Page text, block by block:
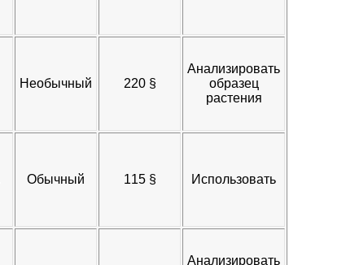
Необычный 220 §​
Анализировать
образец
растения
Обычный 115 §​ Использовать
Анализировать